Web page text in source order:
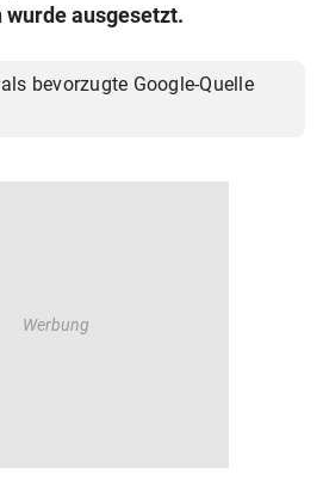
ausgesetzt.
bevorzugte Google-Quelle